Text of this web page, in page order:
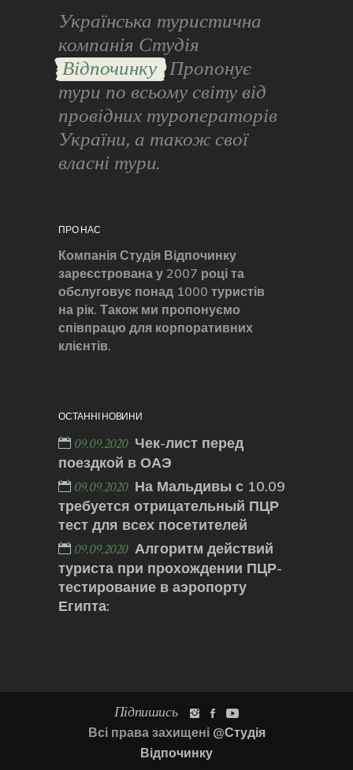
Українська туристична
компанія Студія
Відпочинку Пропонує
тури по всьому світу від
провідних туроператорів
України, а також свої
власні тури.
ПРО НАС
Компанія Студія Відпочинку
зареєстрована у 2007 році та
обслуговує понад 1000 туристів
на рік. Також ми пропонуємо
співпрацю для корпоративних
клієнтів.
ОСТАННІ НОВИНИ
09.09.2020 Чек-лист перед
поездкой в ОАЭ
09.09.2020 На Мальдивы с 10.09
требуется отрицательный ПЦР
тест для всех посетителей
09.09.2020 Алгоритм действий
туриста при прохождении ПЦР-
тестирование в аэропорту
Египта:
Підпишись
Всі права захищені @Студія
Відпочинку